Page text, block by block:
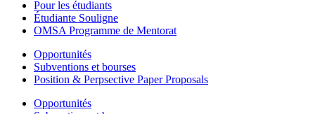
Pour les étudiants
Étudiante Souligne
OMSA Programme de Mentorat
Opportunités
Subventions et bourses
Position & Perpsective Paper Proposals
Opportunités